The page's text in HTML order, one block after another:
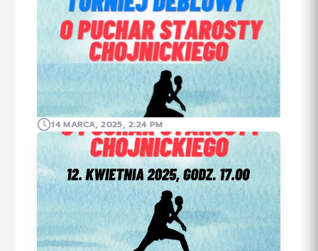
14 MARCA, 2025, 2:24 PM